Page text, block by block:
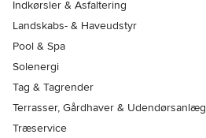
Indkørsler & Asfaltering
Landskabs- & Haveudstyr
Pool & Spa
Solenergi
Tag & Tagrender
Terrasser, Gårdhaver & Udendørsanlæg
Træservice